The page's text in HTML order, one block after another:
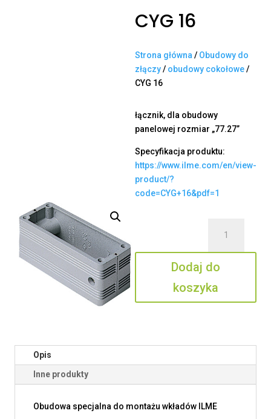
CYG 16
Strona główna / Obudowy do
złączy/ obudowy cokołowe/
CYG 16
łącznik, dla obudowy
panelowej rozmiar „77.27”
Specyfikacja produktu:
https://www.ilme.com/en/view-
product/?
code=CYG+16&pdf=1
16
Dodaj do
koszyka
Opis
Inne produkty
Obudowa specjalna do montażu wkładów ILME